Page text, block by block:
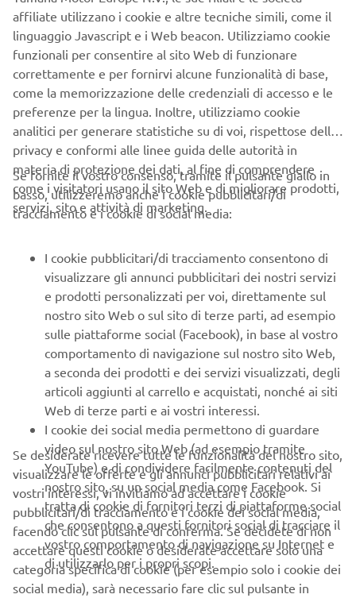
Echowell LEV100 è compatibile con una vasta gamma di
informazioni di marcia, tra cui velocità, cadenza, velocità
media, cadenza media, contachilometri parziale,
contachilometri, autonomia residua e molto altro ancora.
affiliate utilizzano i cookie e altre tecniche simili, come il
linguaggio Javascript e i Web beacon. Utilizziamo cookie
funzionali per consentire al sito Web di funzionare
correttamente e per fornirvi alcune funzionalità di base,
come la memorizzazione delle credenziali di accesso e le
preferenze per la lingua. Inoltre, utilizziamo cookie
analitici per generare statistiche su di voi, rispettose della
privacy e conformi alle linee guida delle autorità in
materia di protezione dei dati, al fine di comprendere
come i visitatori usano il sito Web e di migliorare prodotti,
servizi, sito e attività di marketing.
Se fornite il vostro consenso, tramite il pulsante giallo in
basso, utilizzeremo anche i cookie pubblicitari/di
tracciamento e i cookie di social media:
I cookie pubblicitari/di tracciamento consentono di
visualizzare gli annunci pubblicitari dei nostri servizi
e prodotti personalizzati per voi, direttamente sul
nostro sito Web o sul sito di terze parti, ad esempio
sulle piattaforme social (Facebook), in base al vostro
comportamento di navigazione sul nostro sito Web,
a seconda dei prodotti e dei servizi visualizzati, degli
articoli aggiunti al carrello e acquistati, nonché ai siti
Web di terze parti e ai vostri interessi.
I cookie dei social media permettono di guardare
video sul nostro sito Web (ad esempio tramite
YouTube) e di condividere facilmente contenuti del
nostro sito, su un social media come Facebook. Si
tratta di cookie di fornitori terzi di piattaforme social
che consentono a questi fornitori social di tracciare il
vostro comportamento di navigazione su Internet e
di utilizzarlo per i propri scopi.
Se desiderate ricevere tutte le funzionalità del nostro sito,
visualizzare le offerte e gli annunci pubblicitari relativi ai
vostri interessi, vi invitiamo ad accettare i cookie
pubblicitari/di tracciamento e i cookie dei social media,
facendo clic sul pulsante di conferma. Se decidete di non
accettare questi cookie o desiderate accettare solo una
categoria specifica di cookie (per esempio solo i cookie dei
social media), sarà necessario fare clic sul pulsante in